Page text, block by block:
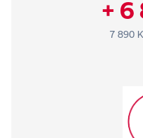
+ 6
7 890